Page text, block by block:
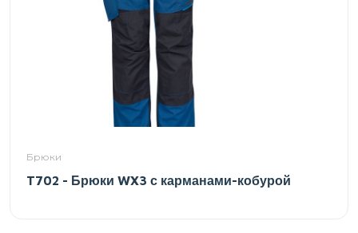
Брюки
T702 - Брюки WX3 с карманами-кобурой